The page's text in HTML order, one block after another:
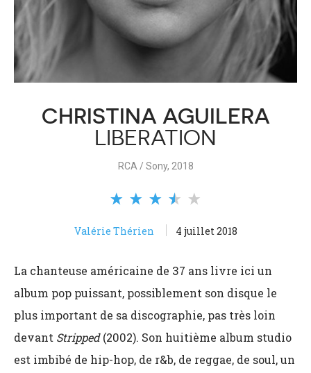
CHRISTINA AGUILERA
LIBERATION
RCA / Sony, 2018
Valérie Thérien 4 juillet 2018
La chanteuse américaine de 37 ans livre ici un
album pop puissant, possiblement son disque le
plus important de sa discographie, pas très loin
devant Stripped(2002). Son huitième album studio
est imbibé de hip-hop, de r&b, de reggae, de soul, un